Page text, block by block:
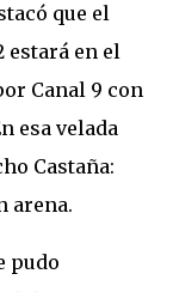
que el
estará en el
Canal 9 con
esa velada
Castaña:
arena.
pudo